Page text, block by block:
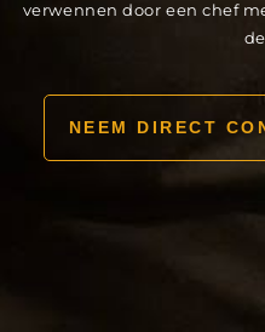
verwennen door een chef
NEEM DIRECT